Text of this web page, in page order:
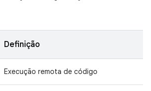
Definição
Execução remota de código